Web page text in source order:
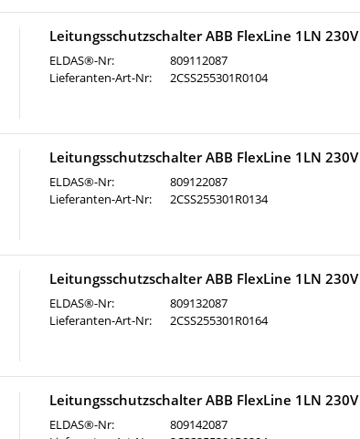
Leitungsschutzschalter ABB FlexLine 1LN 230V
ELDAS®-Nr:
809112087
Lieferanten-Art-Nr:
2CSS255301R0104
Leitungsschutzschalter ABB FlexLine 1LN 230V
ELDAS®-Nr:
809122087
Lieferanten-Art-Nr:
2CSS255301R0134
Leitungsschutzschalter ABB FlexLine 1LN 230V
ELDAS®-Nr:
809132087
Lieferanten-Art-Nr:
2CSS255301R0164
Leitungsschutzschalter ABB FlexLine 1LN 230V
ELDAS®-Nr:
809142087